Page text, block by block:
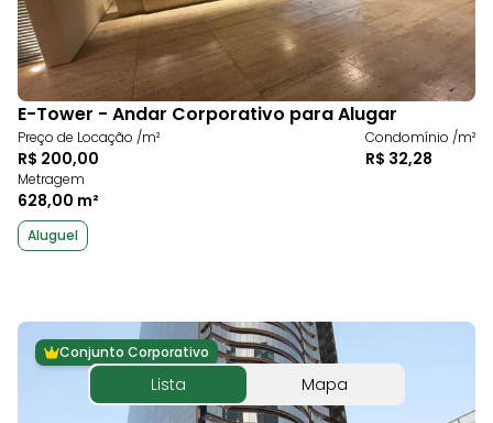
E-Tower - Andar Corporativo para Alugar
Preço de Locação /m²
R$ 200,00
Condomínio /m²
R$ 32,28
Metragem
628,00 m²
Aluguel
Conjunto Corporativo
Lista Mapa